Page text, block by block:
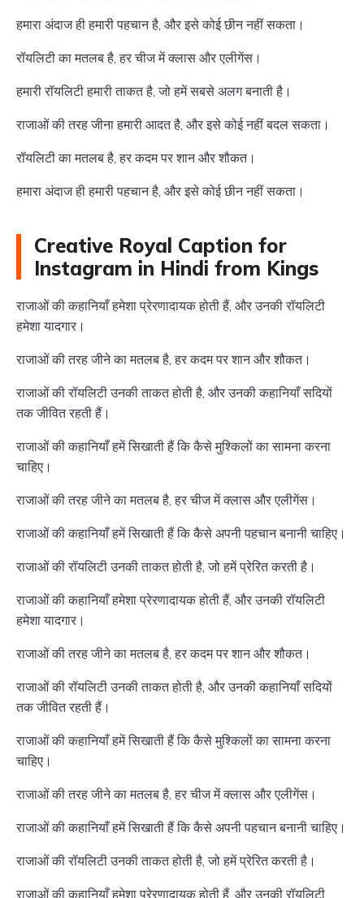
हमारा अंदाज ही हमारी पहचान है, और इसे कोई छीन नहीं सकता।
रॉयलिटी का मतलब है, हर चीज में क्लास और एलीगेंस।
हमारी रॉयलिटी हमारी ताकत है, जो हमें सबसे अलग बनाती है।
राजाओं की तरह जीना हमारी आदत है, और इसे कोई नहीं बदल सकता।
रॉयलिटी का मतलब है, हर कदम पर शान और शौकत।
हमारा अंदाज ही हमारी पहचान है, और इसे कोई छीन नहीं सकता।
Creative Royal Caption for
Instagram in Hindi from Kings
राजाओं की कहानियाँ हमेशा प्रेरणादायक होती हैं, और उनकी रॉयलिटी
हमेशा यादगार।
राजाओं की तरह जीने का मतलब है, हर कदम पर शान और शौकत।
राजाओं की रॉयलिटी उनकी ताकत होती है, और उनकी कहानियाँ सदियों
तक जीवित रहती हैं।
राजाओं की कहानियाँ हमें सिखाती हैं कि कैसे मुश्किलों का सामना करना
चाहिए।
राजाओं की तरह जीने का मतलब है, हर चीज में क्लास और एलीगेंस।
राजाओं की कहानियाँ हमें सिखाती हैं कि कैसे अपनी पहचान बनानी चाहिए।
राजाओं की रॉयलिटी उनकी ताकत होती है, जो हमें प्रेरित करती है।
राजाओं की कहानियाँ हमेशा प्रेरणादायक होती हैं, और उनकी रॉयलिटी
हमेशा यादगार।
राजाओं की तरह जीने का मतलब है, हर कदम पर शान और शौकत।
राजाओं की रॉयलिटी उनकी ताकत होती है, और उनकी कहानियाँ सदियों
तक जीवित रहती हैं।
राजाओं की कहानियाँ हमें सिखाती हैं कि कैसे मुश्किलों का सामना करना
चाहिए।
राजाओं की तरह जीने का मतलब है, हर चीज में क्लास और एलीगेंस।
राजाओं की कहानियाँ हमें सिखाती हैं कि कैसे अपनी पहचान बनानी चाहिए।
राजाओं की रॉयलिटी उनकी ताकत होती है, जो हमें प्रेरित करती है।
राजाओं की कहानियाँ हमेशा प्रेरणादायक होती हैं, और उनकी रॉयलिटी